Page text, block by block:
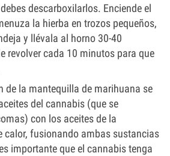
descarboxilarlos. Enciende el
la hierba en trozos pequeños,
y llévala al horno 30-40
revolver cada 10 minutos para que
de la mantequilla de marihuana se
del cannabis (que se
con los aceites de la
calor, fusionando ambas sustancias
importante que el cannabis tenga